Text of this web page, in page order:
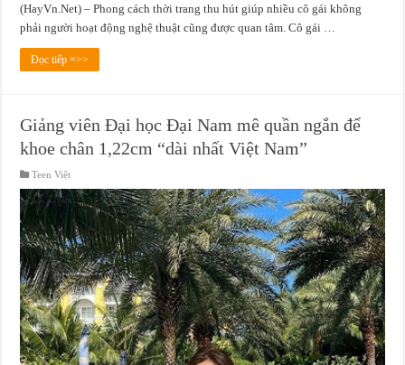
(HayVn.Net) – Phong cách thời trang thu hút giúp nhiều cô gái không
phải người hoạt động nghệ thuật cũng được quan tâm. Cô gái …
Đọc tiếp =>>
Giảng viên Đại học Đại Nam mê quần ngắn để
khoe chân 1,22cm “dài nhất Việt Nam”
Teen Việt